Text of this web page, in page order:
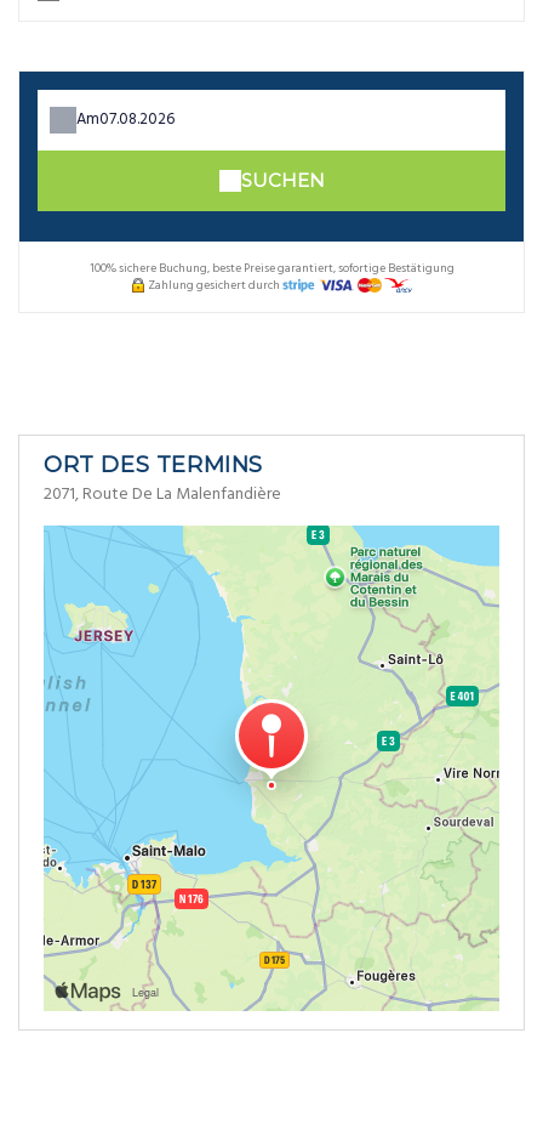
Am
SUCHEN
100% sichere Buchung, beste Preise garantiert, sofortige Bestätigung
Zahlung gesichert durch
ORT DES TERMINS
2071, Route De La Malenfandière